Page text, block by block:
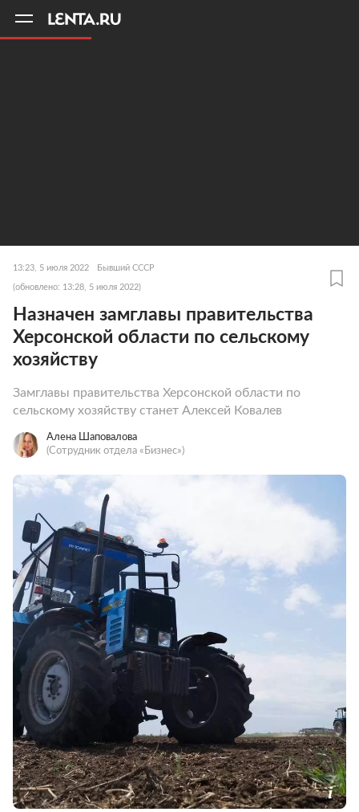
13:23, 5 июля 2022 Бывший СССР
(обновлено: 13:28, 5 июля 2022)
Назначен замглавы правительства
Херсонской области по сельскому
хозяйству
Замглавы правительства Херсонской области по
сельскому хозяйству станет Алексей Ковалев
Алена Шаповалова
(Сотрудник отдела «‎Бизнес»)